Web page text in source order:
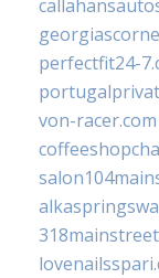
perfectfit24-
von-racer.com